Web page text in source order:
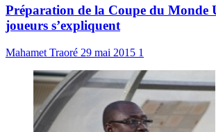
Préparation de la Coupe du Monde
joueurs s’expliquent
Mahamet Traoré 29 mai 2015 1